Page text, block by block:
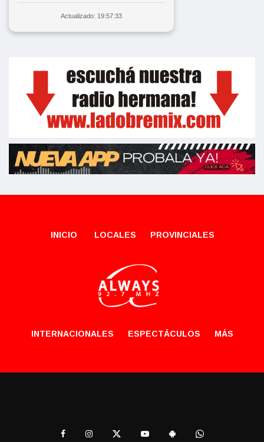
Actualizado: 19:57:33
INICIO LOCALES PROVINCIALES
INTERNACIONALES ESPECTÁCULOS MÁS